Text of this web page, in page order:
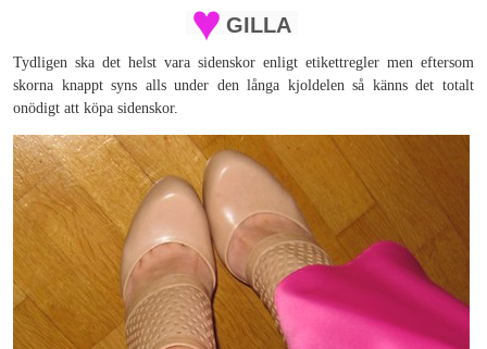
GILLA
Tydligen ska det helst vara sidenskor enligt etikettregler men eftersom
skorna knappt syns alls under den långa kjoldelen så känns det totalt
onödigt att köpa sidenskor.